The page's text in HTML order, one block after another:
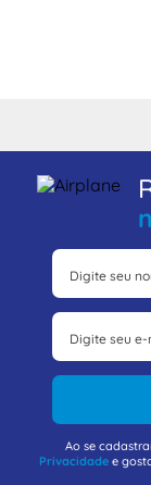
Ao se
Privacidadee